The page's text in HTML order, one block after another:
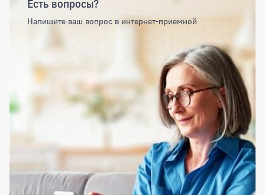
Есть вопросы?
Напишите ваш вопрос в интернет-приемной